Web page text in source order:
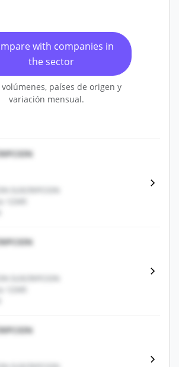
with companies in
the sector
países de origen y
variación mensual.
SUSCRIPCION
12345
SUSCRIPCION
12345